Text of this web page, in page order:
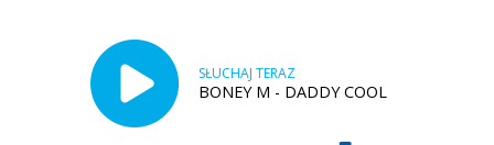
SŁUCHAJ TERAZ
BONEY M - DADDY COOL